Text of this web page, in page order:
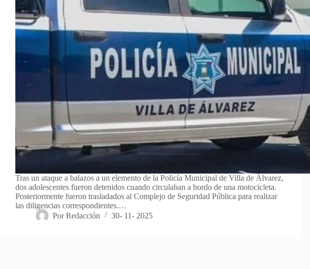
Tras un ataque a balazos a un elemento de la Policía Municipal de Villa de Álvarez,
dos adolescentes fueron detenidos cuando circulaban a bordo de una motocicleta.
Posteriormente fueron trasladados al Complejo de Seguridad Pública para realizar
las diligencias correspondientes.…
Por Redacción 30- 11- 2025